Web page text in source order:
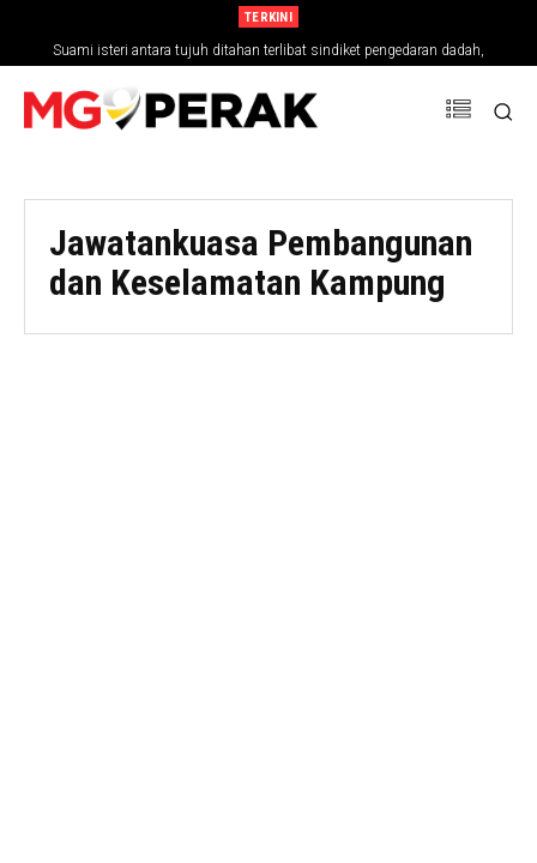
TERKINI
Suami isteri antara tujuh ditahan terlibat sindiket pengedaran dadah,
rampasan RM794,827
Jawatankuasa Pembangunan
dan Keselamatan Kampung